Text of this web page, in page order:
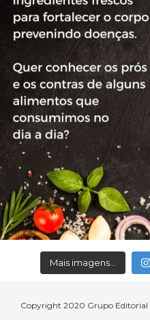
Mais imagens...
Copyright 2020 Grupo Editorial